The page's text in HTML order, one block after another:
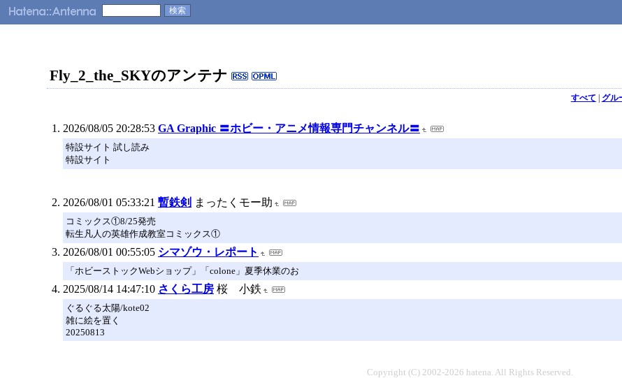
Fly_2_the_SKYのアンテナ
すべて | グル
2026/08/05 20:28:53 GA Graphic 〓ホビー・アニメ情報専門チャンネル〓
特設サイト 試し読み
特設サイト
2026/08/01 05:33:21 暫鉄剣 まったくモー助
コミックス①8/25発売
転生凡人の英雄作成教室コミックス①
2026/08/01 00:55:05 シマゾウ・レポート
「ホビーストックWebショップ」「colone」夏季休業のお
2025/08/14 14:47:10 さくら工房 桜 小鉄
ぐるぐる太陽/kote02
雑に絵を置く
20250813
Copyright (C) 2002-2026 hatena. All Rights Reserved.